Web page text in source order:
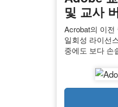
및 교사
Acrobat의 이
일회성 라이선
중에도 보다 손